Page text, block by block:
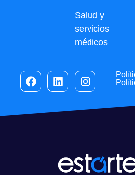
Salud y
servicios
médicos